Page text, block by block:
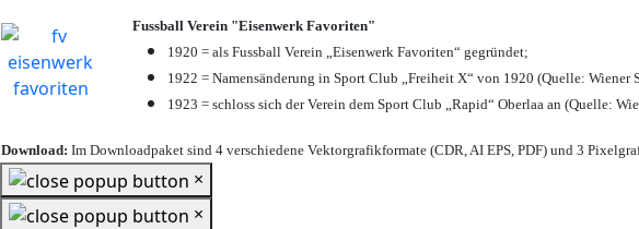
Fussball Verein "Eisenwerk Favoriten"
1920 = als Fussball Verein „Eisenwerk Favoriten“ gegründet;
1922 = Namensänderung in Sport Club „Freiheit X“ von 1920 (Quelle:
1923 = schloss sich der Verein dem Sport Club „Rapid“ Oberlaa an (Quelle:
Download: Im Downloadpaket sind 4 verschiedene Vektorgrafikformate (CDR, AI EPS, PDF) und 3
×
×